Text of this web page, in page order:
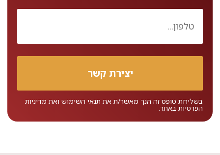
בשליחת טופס זה הנך מאשר/ת את תנאי השימוש ואת מדיניות
הפרטיות באתר.